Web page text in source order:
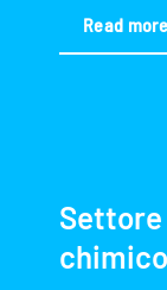
Read more
Settore